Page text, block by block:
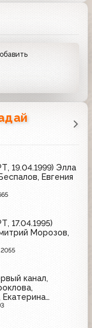
19.04.1999) Элла
Евгения
17.04.1995)
Морозов,
2055
канал,